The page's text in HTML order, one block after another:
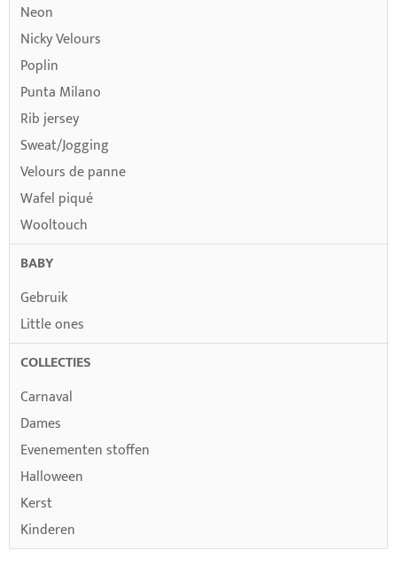
Neon
Nicky Velours
Poplin
Punta Milano
Rib jersey
Sweat/Jogging
Velours de panne
Wafel piqué
Wooltouch
BABY
Gebruik
Little ones
COLLECTIES
Carnaval
Dames
Evenementen stoffen
Halloween
Kerst
Kinderen